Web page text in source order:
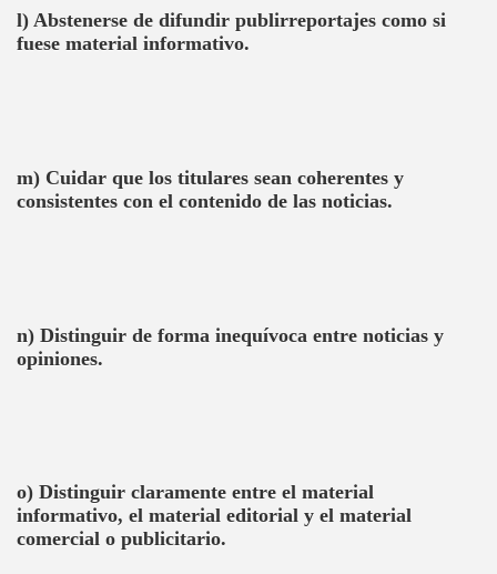
l) Abstenerse de difundir publirreportajes como si
fuese material informativo.
m) Cuidar que los titulares sean coherentes y
consistentes con el contenido de las noticias.
n) Distinguir de forma inequívoca entre noticias y
opiniones.
o) Distinguir claramente entre el material
informativo, el material editorial y el material
comercial o publicitario.